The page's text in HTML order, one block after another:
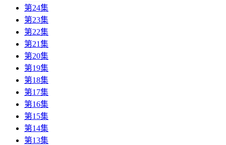
第24集
第23集
第22集
第21集
第20集
第19集
第18集
第17集
第16集
第15集
第14集
第13集